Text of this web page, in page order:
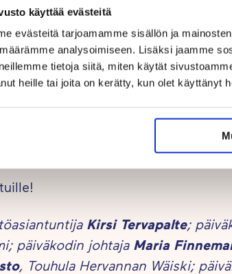
käyttää evästeitä
evästeitä tarjoamamme sisällön ja
analysoimiseen. Lisäksi jaamme
tietoja siitä, miten käytät
heille tai joita on kerätty, kun olet käyttänyt
käytössä olevaa
Kirsi on todella kärsivällinen, hän
lempeästi.
esimerkillistä päiväkodin
PohjolaTouhula Fallåkerista,
ilon ja valon sinne missä hän
kuin vain oman
Kirsi Tervapalte;
päiväkodin johtaja Maria
, Touhula Hervannan Wäiski;